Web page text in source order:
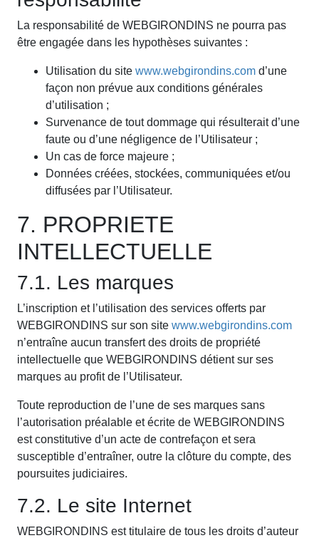
La responsabilité de WEBGIRONDINS ne pourra pas
être engagée dans les hypothèses suivantes :
Utilisation du site www.webgirondins.com d’une
façon non prévue aux conditions générales
d’utilisation ;
Survenance de tout dommage qui résulterait d’une
faute ou d’une négligence de l’Utilisateur ;
Un cas de force majeure ;
Données créées, stockées, communiquées et/ou
diffusées par l’Utilisateur.
7. PROPRIETE
INTELLECTUELLE
7.1. Les marques
L’inscription et l’utilisation des services offerts par
WEBGIRONDINS sur son site www.webgirondins.com
n’entraîne aucun transfert des droits de propriété
intellectuelle que WEBGIRONDINS détient sur ses
marques au profit de l’Utilisateur.
Toute reproduction de l’une de ses marques sans
l’autorisation préalable et écrite de WEBGIRONDINS
est constitutive d’un acte de contrefaçon et sera
susceptible d’entraîner, outre la clôture du compte, des
poursuites judiciaires.
7.2. Le site Internet
WEBGIRONDINS est titulaire de tous les droits d’auteur